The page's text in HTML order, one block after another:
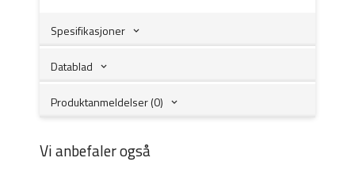
Spesifikasjoner
Datablad
Produktanmeldelser (0)
Vi anbefaler også